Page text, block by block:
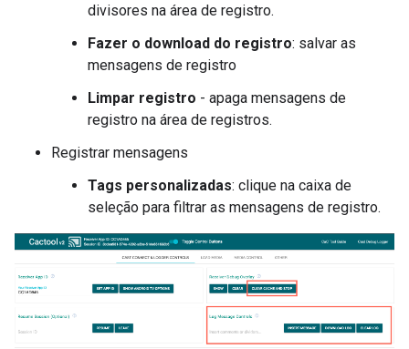
divisores na área de registro.
Fazer o download do registro: salvar as
mensagens de registro
Limpar registro - apaga mensagens de
registro na área de registros.
Registrar mensagens
Tags personalizadas: clique na caixa de
seleção para filtrar as mensagens de registro.